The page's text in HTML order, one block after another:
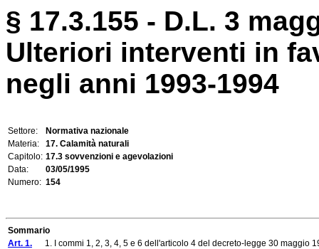
§ 17.3.155 - D.L. 3
Ulteriori interventi in
negli anni 1993-1994
Settore:
Normativa nazionale
Materia:
17. Calamità naturali
Capitolo: 17.3 sovvenzioni e agevolazioni
Data:
03/05/1995
Numero: 154
Sommario
Art. 1. 1. I commi 1, 2, 3, 4, 5 e 6 dell'articolo 4 del decreto-legge 30 maggio